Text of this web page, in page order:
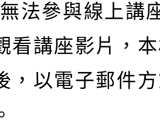
法參與線上講
看講座影片，
，以電子郵件